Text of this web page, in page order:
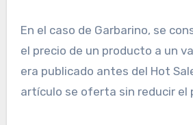
En el caso de Garbarino, se
el precio de un producto a un
era publicado antes del Hot
artículo se oferta sin reducir el